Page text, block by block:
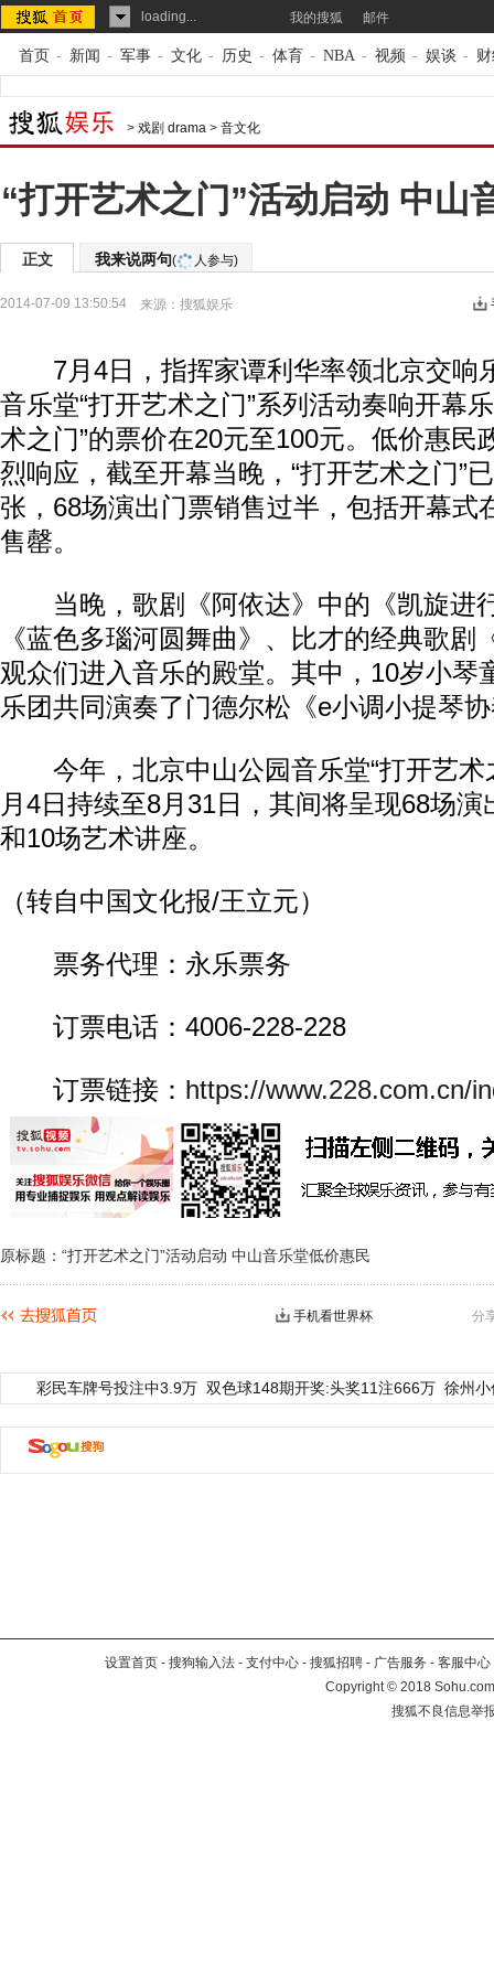
loading... 我的搜狐 邮件
首页 - 新闻 - 军事 - 文化 - 历史 - 体育 - NBA - 视频 - 娱谈 -
> 戏剧 drama > 音文化
“打开艺术之门”活动启动 中山
正文 我来说两句( 人参与)
2014-07-09 13:50:54 来源： 搜狐娱乐
7月4日，指挥家谭利华率领北京交响
音乐堂“打开艺术之门”系列活动奏响开幕
术之门”的票价在20元至100元。低价惠民
烈响应，截至开幕当晚，“打开艺术之门”
张，68场演出门票销售过半，包括开幕式
售罄。
当晚，歌剧《阿依达》中的《凯旋进
《蓝色多瑙河圆舞曲》、比才的经典歌剧
观众们进入音乐的殿堂。其中，10岁小琴
乐团共同演奏了门德尔松《e小调小提琴
今年，北京中山公园音乐堂“打开艺术
月4日持续至8月31日，其间将呈现68场
和10场艺术讲座。
（转自中国文化报/王立元）
票务代理：永乐票务
订票电话：4006-228-228
订票链接： https://www.228.com.cn/
原标题：“打开艺术之门”活动启动 中山音乐堂低价惠民
分
手机看世界杯
彩民车牌号投注中3.9万 双色球148期开奖:头奖11注666万 徐州
设置首页 - 搜狗输入法 - 支付中心 - 搜狐招聘 - 广告服务 - 客服中心
Copyright©2018
搜狐不良信息举